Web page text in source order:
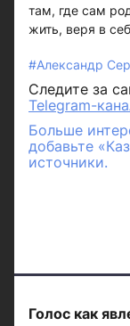
там, где сам
жить, веря в
#Александр
Следите за
Telegram-
Больше
добавьте
источники.
Голос как